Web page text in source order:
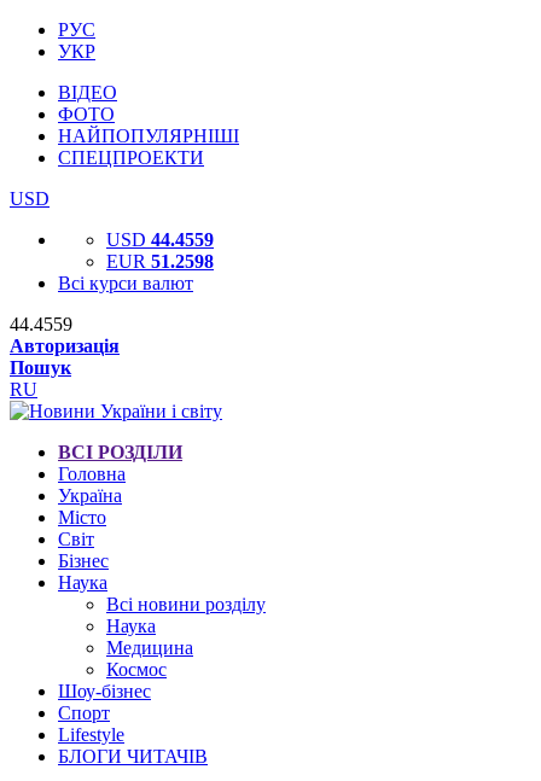
РУС
УКР
ВІДЕО
ФОТО
НАЙПОПУЛЯРНІШІ
СПЕЦПРОЕКТИ
USD
USD 44.4559
EUR 51.2598
Всі курси валют
44.4559
Авторизація
Пошук
RU
ВСІ РОЗДІЛИ
Головна
Україна
Місто
Світ
Бізнес
Наука
Всі новини розділу
Наука
Медицина
Космос
Шоу-бізнес
Спорт
Lifestyle
БЛОГИ ЧИТАЧІВ